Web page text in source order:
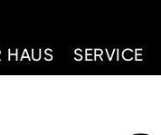
HAUS SERVICE